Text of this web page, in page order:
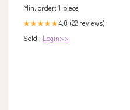
Min. order: 1 piece
★★★★★4.0 (22 reviews)
Sold : Login>>